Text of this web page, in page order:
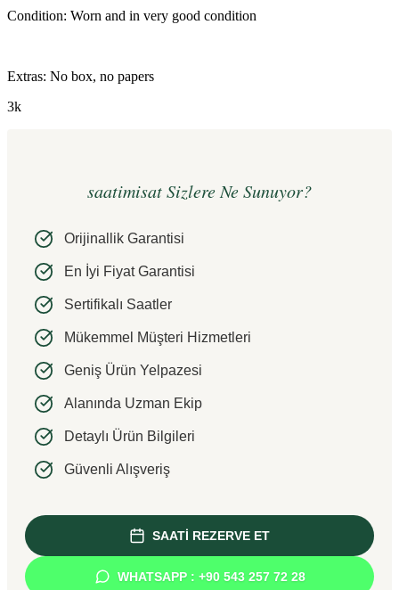
Condition: Worn and in very good condition
Extras: No box, no papers
3k
saatimisat Sizlere Ne Sunuyor?
Orijinallik Garantisi
En İyi Fiyat Garantisi
Sertifikalı Saatler
Mükemmel Müşteri Hizmetleri
Geniş Ürün Yelpazesi
Alanında Uzman Ekip
Detaylı Ürün Bilgileri
Güvenli Alışveriş
SAATİ REZERVE ET
WHATSAPP : +90 543 257 72 28